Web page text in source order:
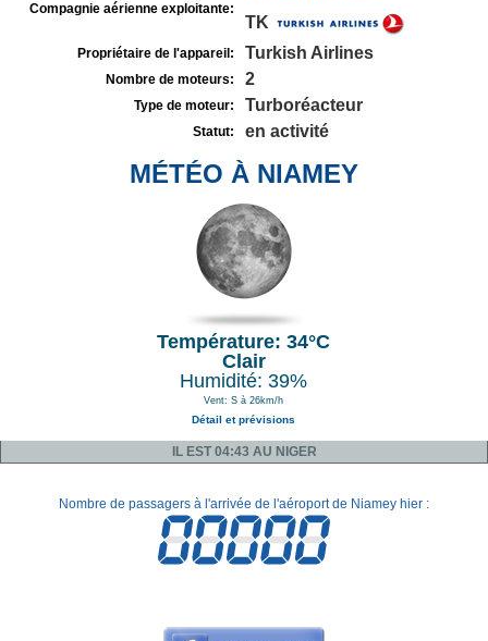
Compagnie aérienne exploitante:
TK
Propriétaire de l'appareil: Turkish Airlines
Nombre de moteurs: 2
Type de moteur: Turboréacteur
Statut: en activité
MÉTÉO À NIAMEY
Température: 34°C
Clair
Humidité: 39%
Vent: S à 26km/h
Détail et prévisions
IL EST 04:43 AU NIGER
Nombre de passagers à l'arrivée de l'aéroport de Niamey hier :